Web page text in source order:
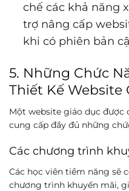
chế các khả năng
trợ nâng cấp
khi có phiên bản
5. Những Chức
Thiết Kế Website
Một website giáo dục được
cung cấp đầy đủ những
Các chương trình
Các học viên tiềm năng sẽ
chương trình khuyến mãi,